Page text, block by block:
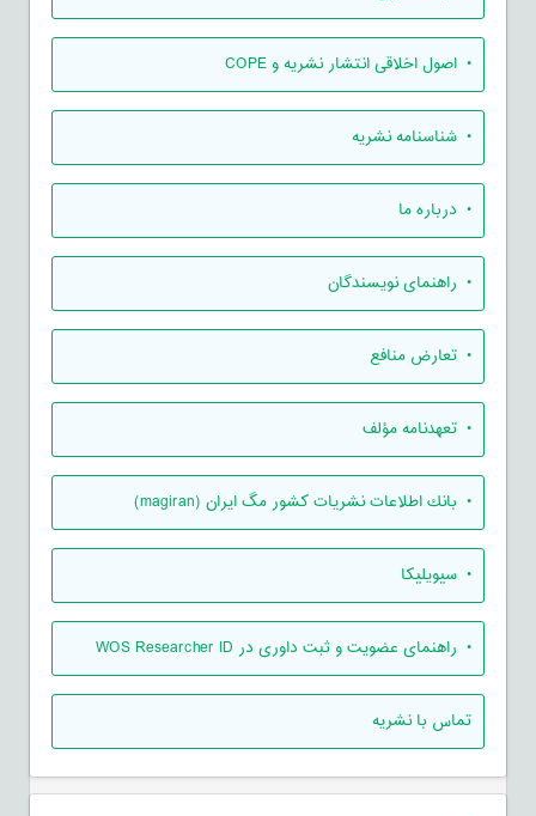
• اصول اخلاقی انتشار نشریه و COPE
• شناسنامه نشریه
• درباره ما
• راهنمای نویسندگان
• تعارض منافع
• تعهدنامه مؤلف
• بانك اطلاعات نشريات كشور مگ ايران (magiran)
• سیویلیکا
• راهنمای عضویت و ثبت داوری در WOS Researcher ID
تماس با نشریه